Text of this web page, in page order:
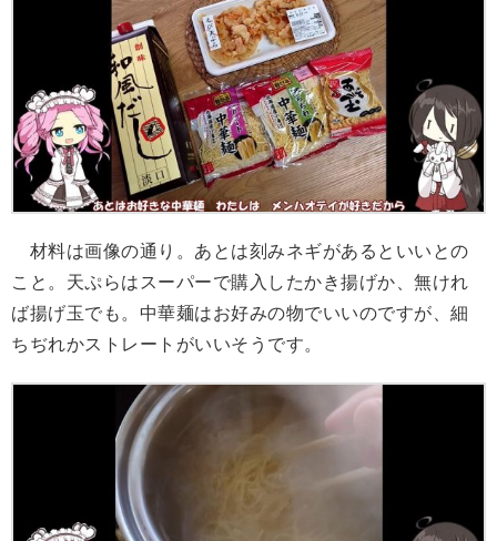
材料は画像の通り。あとは刻みネギがあるといいとの
こと。天ぷらはスーパーで購入したかき揚げか、無けれ
ば揚げ玉でも。中華麺はお好みの物でいいのですが、細
ちぢれかストレートがいいそうです。